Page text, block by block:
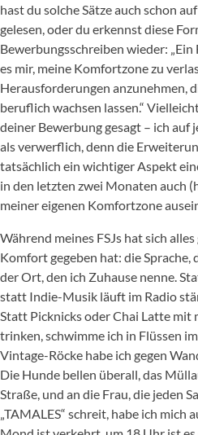
hast du solche Sätze auch schon
gelesen, oder du erkennst diese
Bewerbungsschreiben wieder:
es mir, meine Komfortzone zu
Herausforderungen anzunehmen,
beruflich wachsen lassen.“
deiner Bewerbung gesagt – ich auf
als verwerflich, denn die
tatsächlich ein wichtiger Aspekt
in den letzten zwei Monaten auch
meiner eigenen Komfortzone
Während meines FSJs hat sich
Komfort gegeben hat: die Sprache,
der Ort, den ich Zuhause nenne.
statt Indie-Musik läuft im Radio
Statt Picknicks oder Chai Latte mit
trinken, schwimme ich in Flüssen
Vintage-Röcke habe ich gegen
Die Hunde bellen überall, das
Straße, und an die Frau, die jeden
„TAMALES“ schreit, habe ich mich